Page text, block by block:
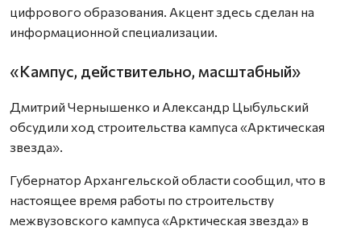
цифрового образования. Акцент здесь сделан на
информационной специализации.
«Кампус, действительно, масштабный»
Дмитрий Чернышенко и Александр Цыбульский
обсудили ход строительства кампуса «Арктическая
звезда».
Губернатор Архангельской области сообщил, что в
настоящее время работы по строительству
межвузовского кампуса «Арктическая звезда» в